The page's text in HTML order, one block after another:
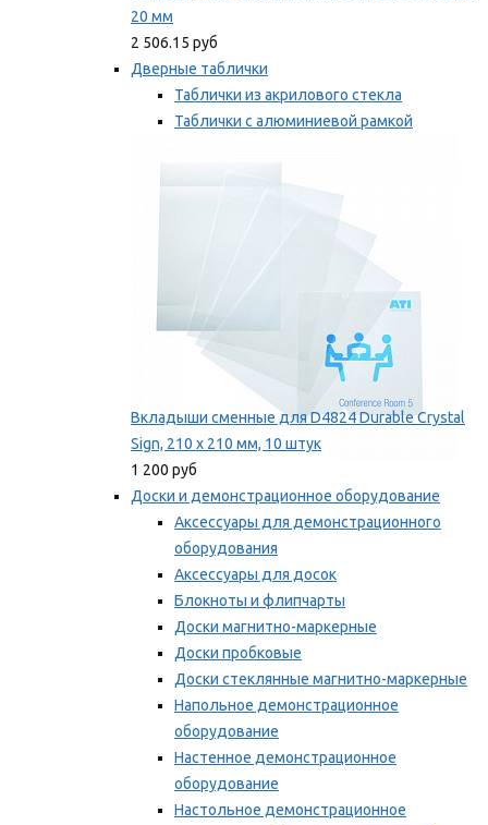
20 мм
2 506.15 руб
Дверные таблички
Таблички из акрилового стекла
Таблички с алюминиевой рамкой
Вкладыши сменные для D4824 Durable Crystal
Sign, 210 x 210 мм, 10 штук
1 200 руб
Доски и демонстрационное оборудование
Аксессуары для демонстрационного
оборудования
Аксессуары для досок
Блокноты и флипчарты
Доски магнитно-маркерные
Доски пробковые
Доски стеклянные магнитно-маркерные
Напольное демонстрационное
оборудование
Настенное демонстрационное
оборудование
Настольное демонстрационное